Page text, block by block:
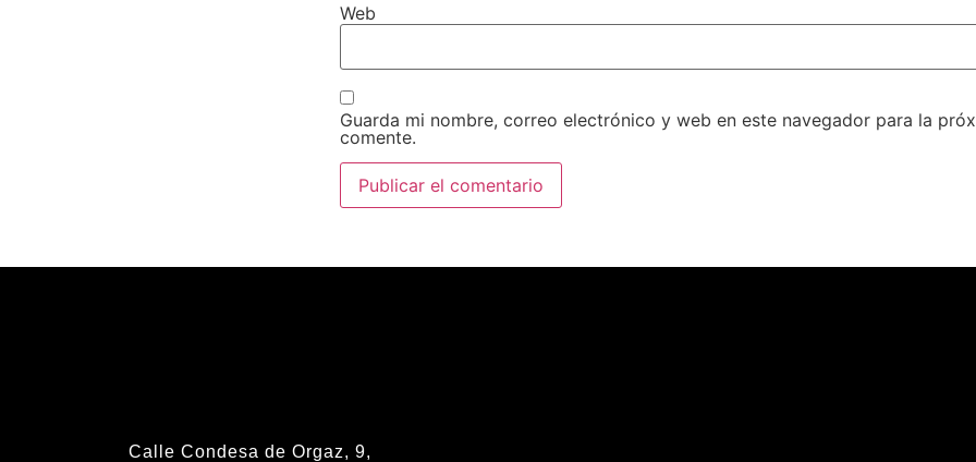
Web
Guarda mi nombre, correo electrónico y web en este navegador para la
comente.
Calle Condesa de Orgaz, 9,